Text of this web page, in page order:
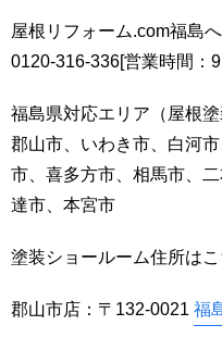
屋根リフォーム.com福島
0120-316-336[営業時間：
福島県対応エリア（屋根
郡山市、いわき市、白河
市、喜多方市、相馬市、
達市、本宮市
塗装ショールーム住所は
郡山市店：〒132-0021 福